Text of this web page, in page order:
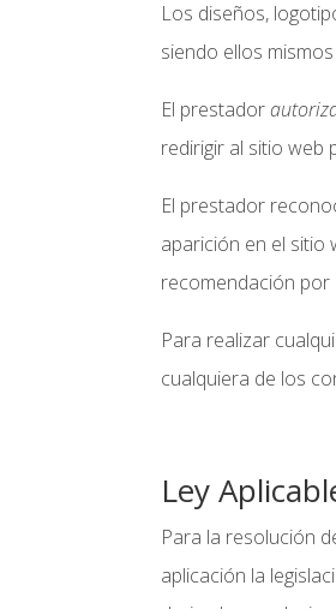
Los diseños,
siendo ellos
El prestador
redirigir al sitio web
El prestador
aparición en el sitio
recomendación por
Para realizar
cualquiera de los
Ley
Para la resolución
aplicación la